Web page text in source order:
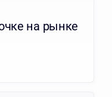
на рынке